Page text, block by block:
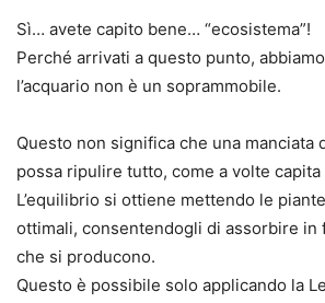
Sì… avete capito bene… “ecosistema”!
Perché arrivati a questo punto,
l’acquario non è un soprammobile.
Questo non significa che una manciata
possa ripulire tutto, come a volte
L’equilibrio si ottiene mettendo le
ottimali, consentendogli di assorbire in
che si producono.
Questo è possibile solo applicando la